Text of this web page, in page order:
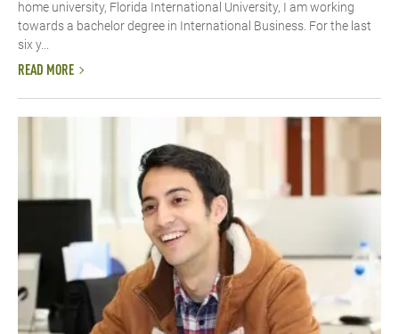
home university, Florida International University, I am working
towards a bachelor degree in International Business. For the last
six y...
READ MORE